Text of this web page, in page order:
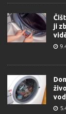
ji